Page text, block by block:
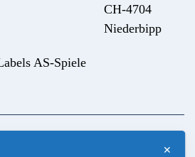
CH-4704
Niederbipp
✕